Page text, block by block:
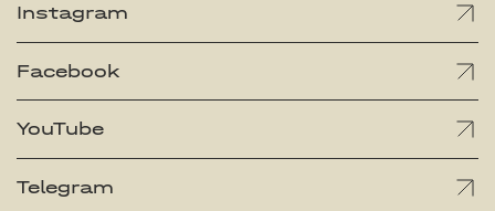
Instagram
Facebook
YouTube
Telegram